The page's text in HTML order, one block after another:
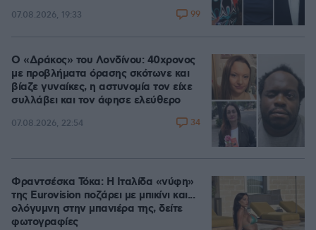
07.08.2026, 19:33 99
Ο «Δράκος» του Λονδίνου: 40χρονος
με προβλήματα όρασης σκότωνε και
βίαζε γυναίκες, η αστυνομία τον είχε
συλλάβει και τον άφησε ελεύθερο
07.08.2026, 22:54 34
Φραντσέσκα Τόκα: Η Ιταλίδα «νύφη»
της Eurovision ποζάρει με μπικίνι και...
ολόγυμνη στην μπανιέρα της, δείτε
φωτογραφίες